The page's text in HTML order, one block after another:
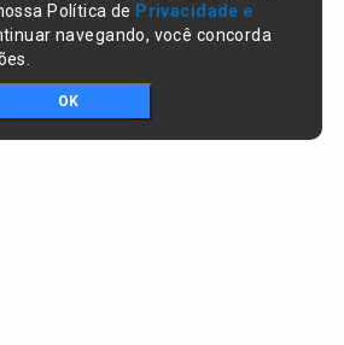
Política de Privacidade e
navegando, você concorda
OK